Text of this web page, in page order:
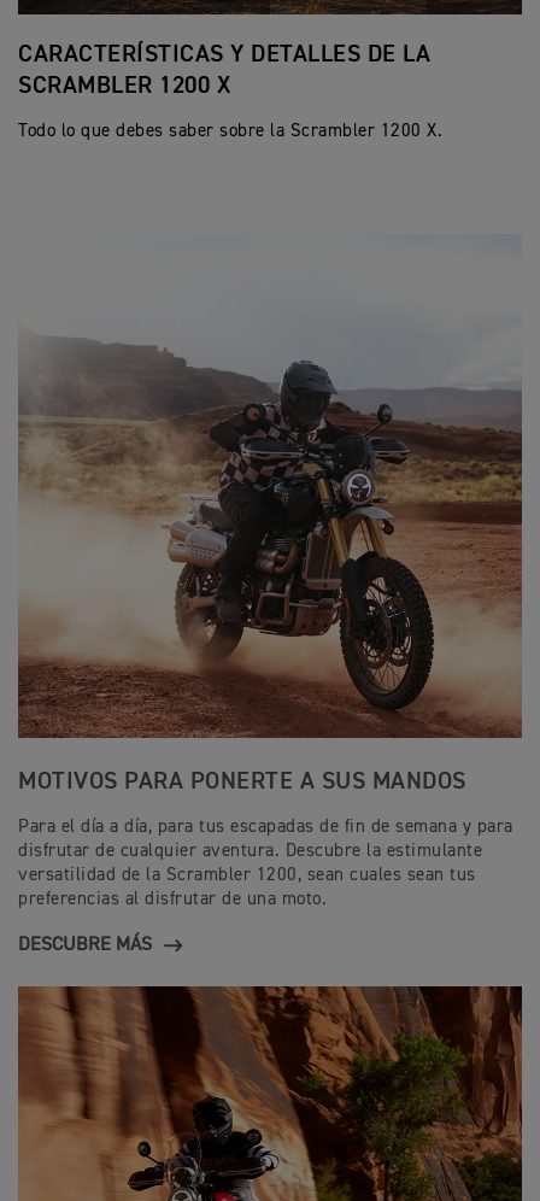
CARACTERÍSTICAS Y DETALLES DE LA
SCRAMBLER 1200 X
Todo lo que debes saber sobre la Scrambler 1200 X.
MOTIVOS PARA PONERTE A SUS MANDOS
Para el día a día, para tus escapadas de fin de semana y para
disfrutar de cualquier aventura. Descubre la estimulante
versatilidad de la Scrambler 1200, sean cuales sean tus
preferencias al disfrutar de una moto.
DESCUBRE MÁS